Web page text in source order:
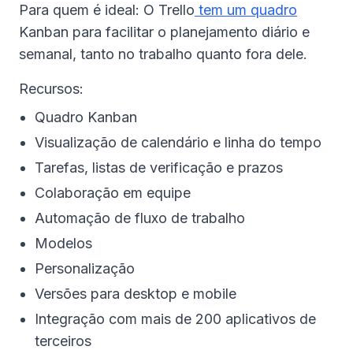
Para quem é ideal: O Trello tem um quadro
Kanban para facilitar o planejamento diário e
semanal, tanto no trabalho quanto fora dele.
Recursos:
Quadro Kanban
Visualização de calendário e linha do tempo
Tarefas, listas de verificação e prazos
Colaboração em equipe
Automação de fluxo de trabalho
Modelos
Personalização
Versões para desktop e mobile
Integração com mais de 200 aplicativos de
terceiros